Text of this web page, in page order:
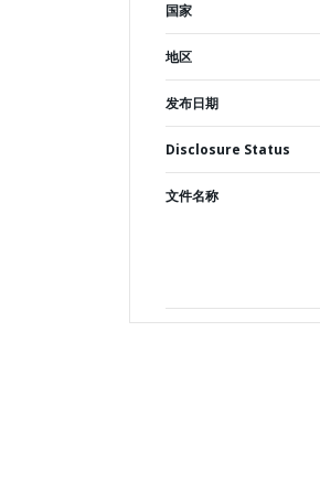
国家
地区
发布日期
Disclosure Status
文件名称